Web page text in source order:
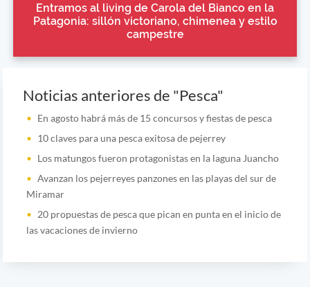
Entramos al living de Carola del Bianco en la
Patagonia: sillón victoriano, chimenea y estilo
campestre
Noticias anteriores de "Pesca"
En agosto habrá más de 15 concursos y fiestas de pesca
10 claves para una pesca exitosa de pejerrey
Los matungos fueron protagonistas en la laguna Juancho
Avanzan los pejerreyes panzones en las playas del sur de
Miramar
20 propuestas de pesca que pican en punta en el inicio de
las vacaciones de invierno